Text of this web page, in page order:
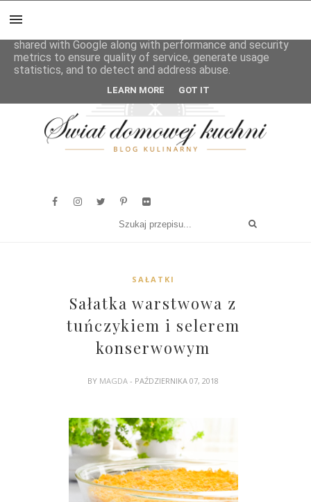
SAŁATKI
Sałatka warstwowa z
tuńczykiem i selerem
konserwowym
BY MAGDA- PAŹDZIERNIKA 07, 2018
This site uses cookies from Google to deliver its services
shared with Google along with performance and security
metrics to ensure quality of service, generate usage
statistics, and to detect and address abuse.
LEARN MORE GOT IT